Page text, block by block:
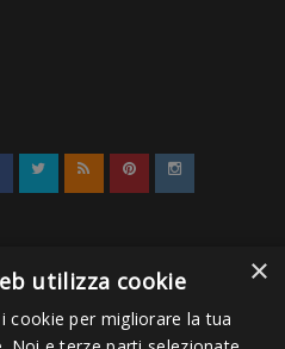
×
utilizza cookie
cookie per migliorare la tua